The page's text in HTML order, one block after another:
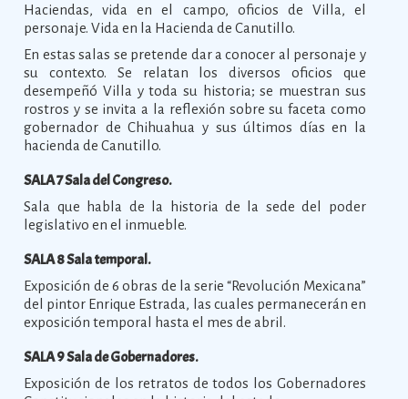
Haciendas, vida en el campo, oficios de Villa, el
personaje. Vida en la Hacienda de Canutillo.
En estas salas se pretende dar a conocer al personaje y
su contexto. Se relatan los diversos oficios que
desempeñó Villa y toda su historia; se muestran sus
rostros y se invita a la reflexión sobre su faceta como
gobernador de Chihuahua y sus últimos días en la
hacienda de Canutillo.
SALA 7 Sala del Congreso.
Sala que habla de la historia de la sede del poder
legislativo en el inmueble.
SALA 8 Sala temporal.
Exposición de 6 obras de la serie “Revolución Mexicana”
del pintor Enrique Estrada, las cuales permanecerán en
exposición temporal hasta el mes de abril.
SALA 9 Sala de Gobernadores.
Exposición de los retratos de todos los Gobernadores